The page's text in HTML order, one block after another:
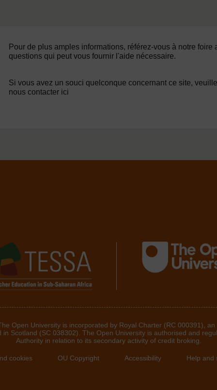
Pour de plus amples informations, référez-vous à notre foire
questions qui peut vous fournir l'aide nécessaire.
Si vous avez un souci quelconque concernant ce site,
nous contacter ici
Open University is incorporated by Royal Charter (RC 000391),
in Scotland (SC 038302). The Open University is authorised and
Authority in relation to its secondary activity of credit broking.
cookies OU Copyright Accessibility Help and